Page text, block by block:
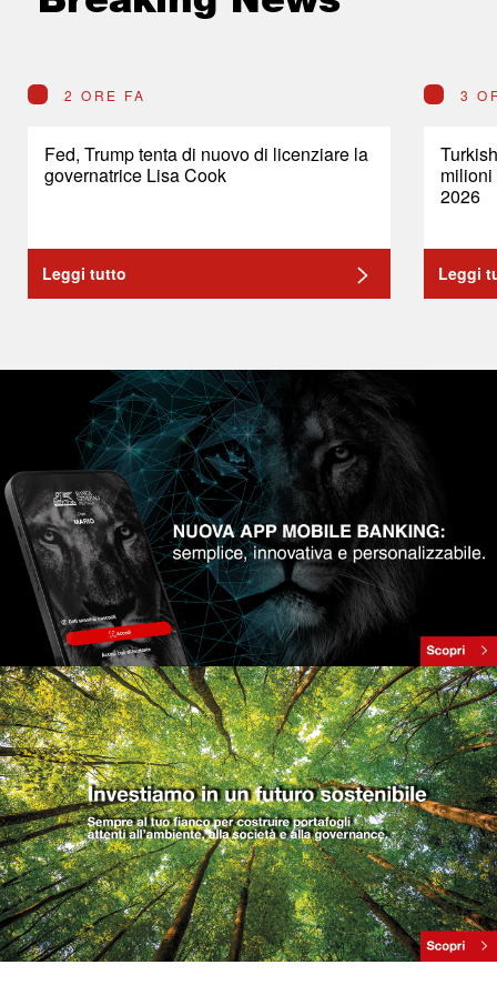
2 ORE FA
Fed, Trump tenta di nuovo di licenziare la
governatrice Lisa Cook
Leggi tutto
3
2026
Leggi